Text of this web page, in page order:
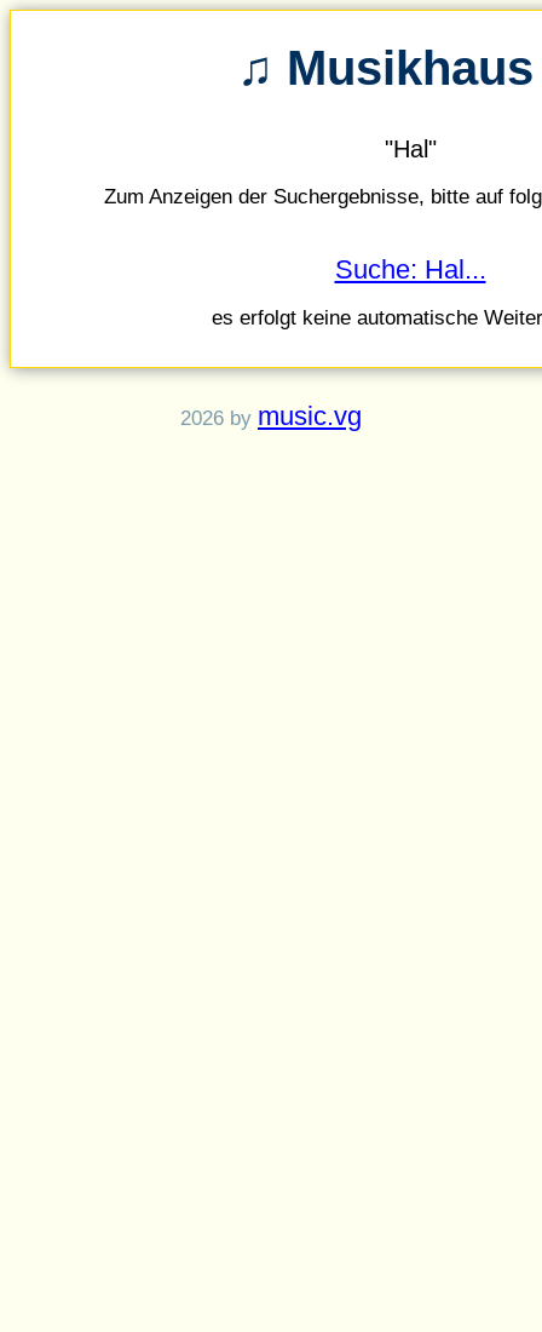
♫
"Hal"
Zum Anzeigen der Suchergebnisse, bitte auf
Suche: Hal...
es erfolgt keine automatische
2026 by music.vg